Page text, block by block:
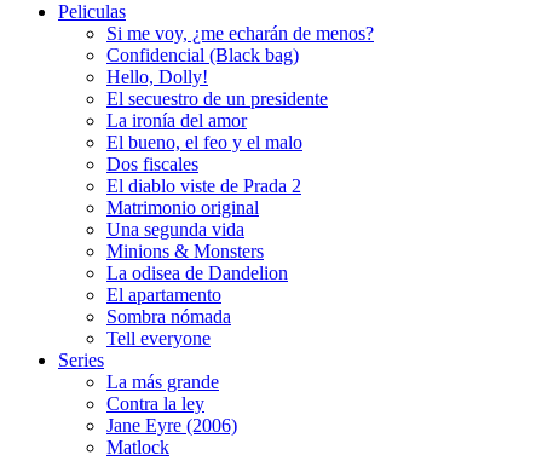
Peliculas
Si me voy, ¿me echarán de menos?
Confidencial (Black bag)
Hello, Dolly!
El secuestro de un presidente
La ironía del amor
El bueno, el feo y el malo
Dos fiscales
El diablo viste de Prada 2
Matrimonio original
Una segunda vida
Minions & Monsters
La odisea de Dandelion
El apartamento
Sombra nómada
Tell everyone
Series
La más grande
Contra la ley
Jane Eyre (2006)
Matlock